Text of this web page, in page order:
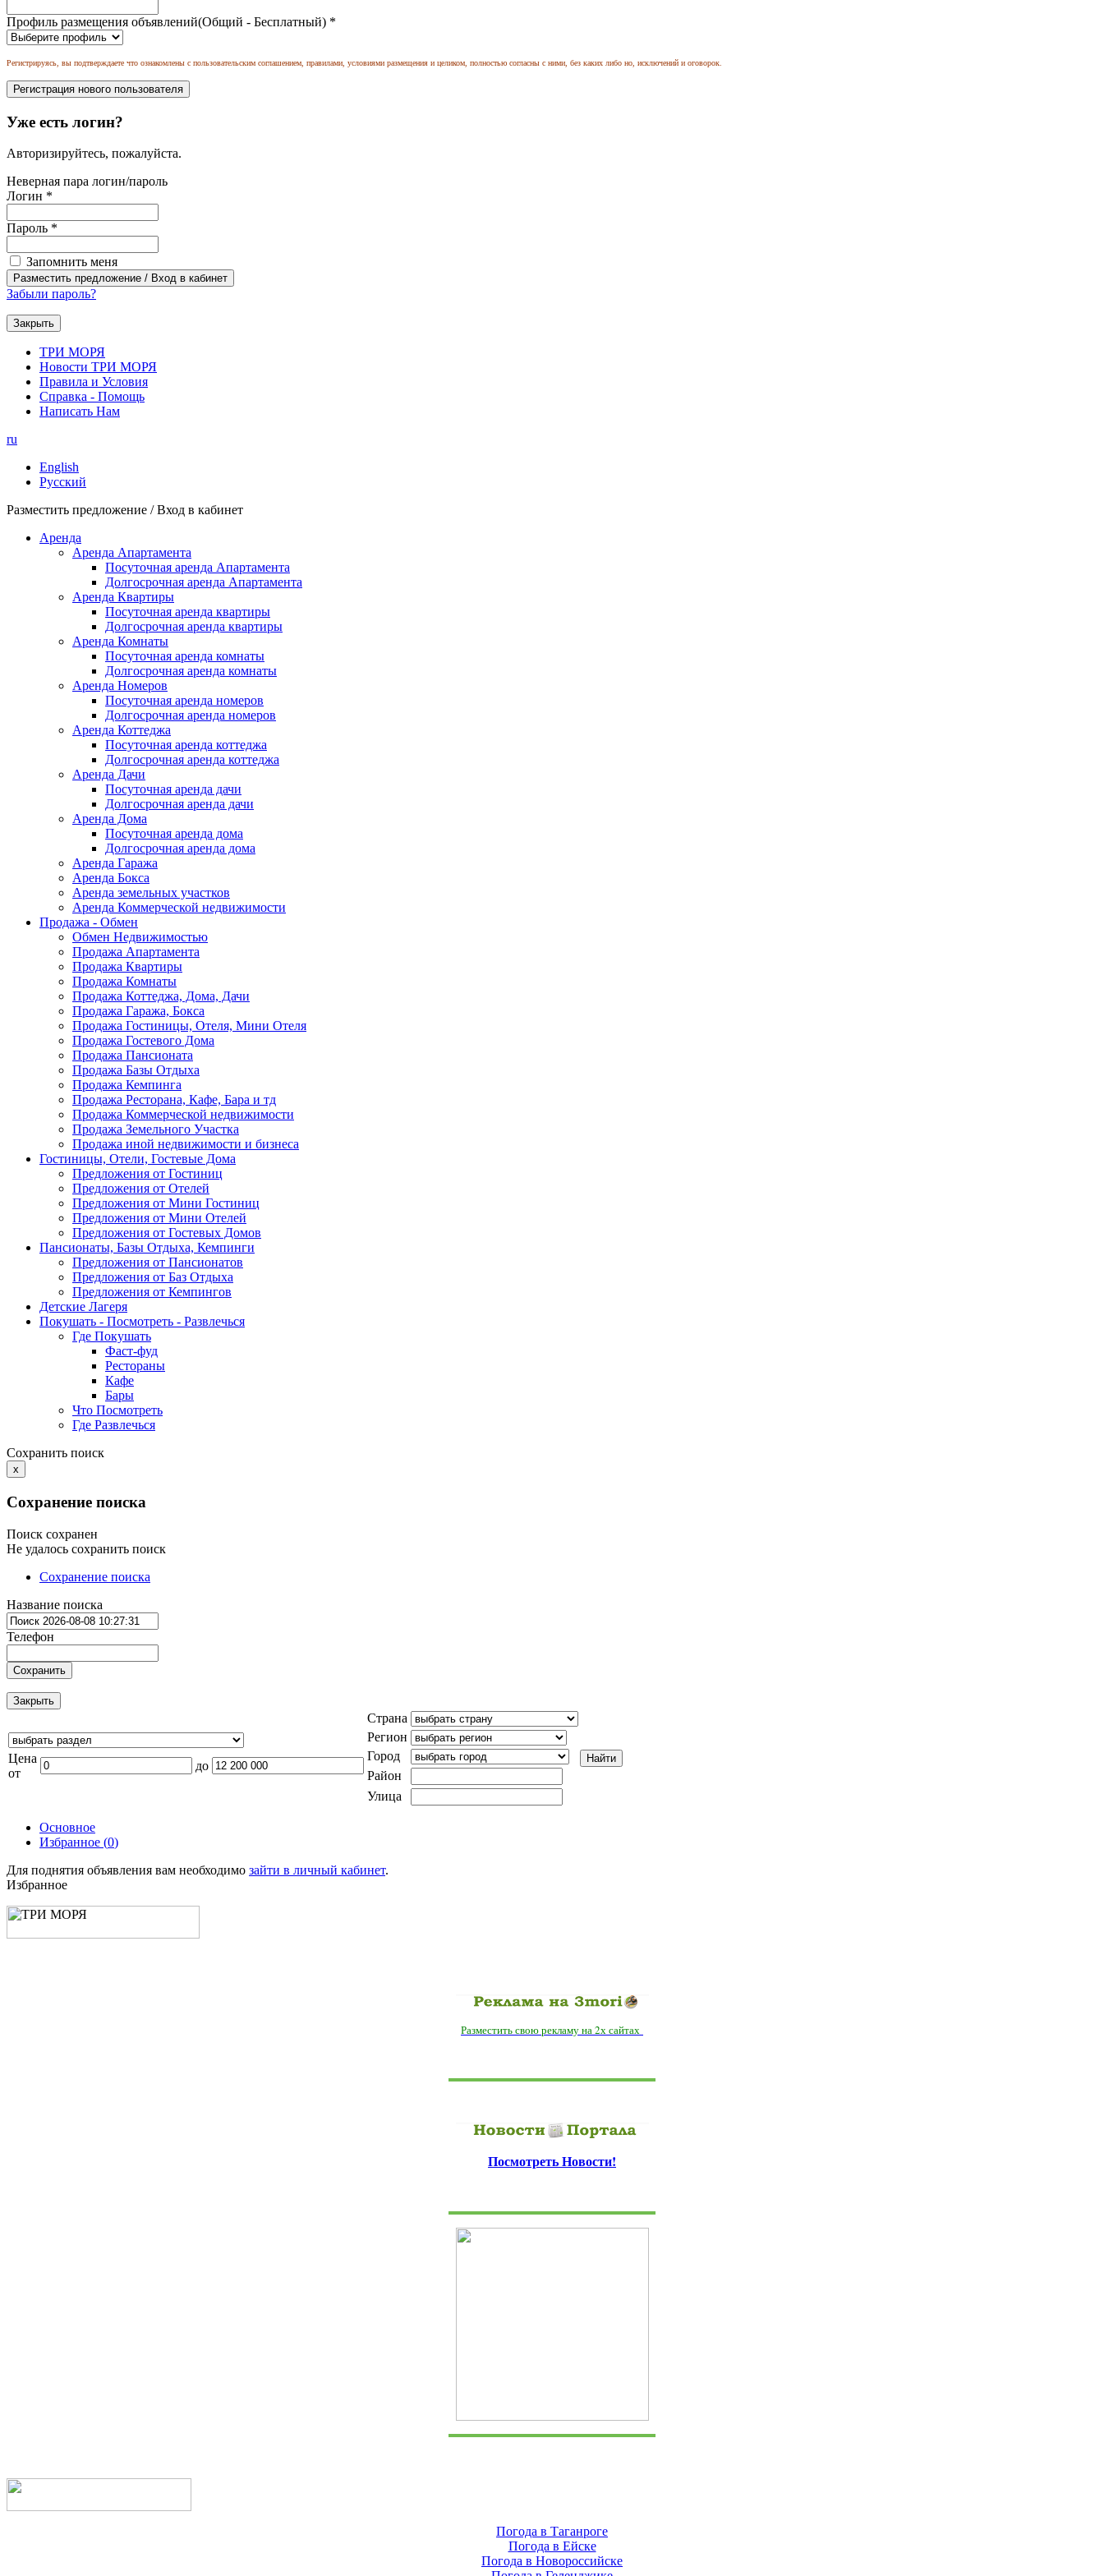
Профиль размещения объявлений(Общий - Бесплатный) *
Регистрируясь, вы подтверждаете что ознакомлены с пользовательским соглашением, правилами, условиями размещения и целиком, полностью согласны с ними, без каких либо но, исключений и оговорок.
Уже есть логин?
Авторизируйтесь, пожалуйста.
Неверная пара логин/пароль
Логин *
Пароль *
Запомнить меня
Забыли пароль?
Закрыть
ТРИ МОРЯ
Новости ТРИ МОРЯ
Правила и Условия
Справка - Помощь
Написать Нам
ru
English
Русский
Разместить предложение / Вход в кабинет
Аренда
Аренда Апартамента
Посуточная аренда Апартамента
Долгосрочная аренда Апартамента
Аренда Квартиры
Посуточная аренда квартиры
Долгосрочная аренда квартиры
Аренда Комнаты
Посуточная аренда комнаты
Долгосрочная аренда комнаты
Аренда Номеров
Посуточная аренда номеров
Долгосрочная аренда номеров
Аренда Коттеджа
Посуточная аренда коттеджа
Долгосрочная аренда коттеджа
Аренда Дачи
Посуточная аренда дачи
Долгосрочная аренда дачи
Аренда Дома
Посуточная аренда дома
Долгосрочная аренда дома
Аренда Гаража
Аренда Бокса
Аренда земельных участков
Аренда Коммерческой недвижимости
Продажа - Обмен
Обмен Недвижимостью
Продажа Апартамента
Продажа Квартиры
Продажа Комнаты
Продажа Коттеджа, Дома, Дачи
Продажа Гаража, Бокса
Продажа Гостиницы, Отеля, Мини Отеля
Продажа Гостевого Дома
Продажа Пансионата
Продажа Базы Отдыха
Продажа Кемпинга
Продажа Ресторана, Кафе, Бара и тд
Продажа Коммерческой недвижимости
Продажа Земельного Участка
Продажа иной недвижимости и бизнеса
Гостиницы, Отели, Гостевые Дома
Предложения от Гостиниц
Предложения от Отелей
Предложения от Мини Гостиниц
Предложения от Мини Отелей
Предложения от Гостевых Домов
Пансионаты, Базы Отдыха, Кемпинги
Предложения от Пансионатов
Предложения от Баз Отдыха
Предложения от Кемпингов
Детские Лагеря
Покушать - Посмотреть - Развлечься
Где Покушать
Фаст-фуд
Рестораны
Кафе
Бары
Что Посмотреть
Где Развлечься
Сохранить поиск
x
Сохранение поиска
Поиск сохранен
Не удалось сохранить поиск
Сохранение поиска
Название поиска
Телефон
Сохранить
Закрыть
Цена
от
до
Страна
Регион
Город
Район
Улица
Основное
Избранное (0)
Для поднятия объявления вам необходимо зайти в личный кабинет.
Избранное
Разместить свою рекламу на 2х сайтах
Посмотреть Новости!
Погода в Таганроге
Погода в Ейске
Погода в Новороссийске